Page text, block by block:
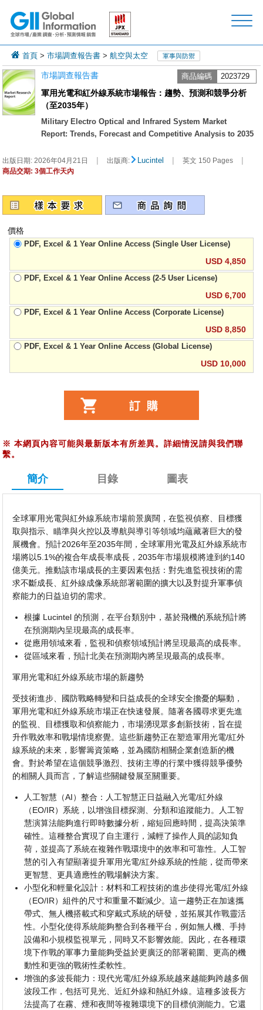
首頁 >市場調查報告書 >航空與太空 軍事與防禦
市場調查報告書 商品編碼 2023729
軍用光電和紅外線系統市場報告：趨勢、預測和競爭分析
（至2035年）
Military Electro Optical and Infrared System Market
Report: Trends, Forecast and Competitive Analysis to 2035
出版日期:2026年04月21日 | 出版商: Lucintel | 英文 150 Pages |
商品交期: 3個工作天內
價格
PDF, Excel & 1 Year Online Access (Single User License)
USD 4,850
PDF, Excel & 1 Year Online Access (2-5 User License)
USD 6,700
PDF, Excel & 1 Year Online Access (Corporate License)
USD 8,850
PDF, Excel & 1 Year Online Access (Global License)
USD 10,000
※ 本網頁內容可能與最新版本有所差異。詳細情況請與我們聯
繫。
簡介 目錄 圖表
全球軍用光電與紅外線系統市場前景廣闊，在監視偵察、目標獲
取與指示、瞄準與火控以及導航與導引等領域均蘊藏著巨大的發
展機會。預計2026年至2035年間，全球軍用光電及紅外線系統市
場將以5.1%的複合年成長率成長，2035年市場規模將達到約140
億美元。推動該市場成長的主要因素包括：對先進監視技術的需
求不斷成長、紅外線成像系統部署範圍的擴大以及對提升軍事偵
察能力的日益迫切的需求。
根據 Lucintel 的預測，在平台類別中，基於飛機的系統預計將
在預測期內呈現最高的成長率。
從應用領域來看，監視和偵察領域預計將呈現最高的成長率。
從區域來看，預計北美在預測期內將呈現最高的成長率。
軍用光電和紅外線系統市場的新趨勢
受技術進步、國防戰略轉變和日益成長的全球安全擔憂的驅動，
軍用光電和紅外線系統市場正在快速發展。隨著各國尋求更先進
的監視、目標獲取和偵察能力，市場湧現眾多創新技術，旨在提
升作戰效率和戰場情境察覺。這些新趨勢正在塑造軍用光電/紅外
線系統的未來，影響籌資策略，並為國防相關企業創造新的機
會。對於希望在這個競爭激烈、技術主導的行業中獲得競爭優勢
的相關人員而言，了解這些關鍵發展至關重要。
人工智慧（AI）整合：人工智慧正日益融入光電/紅外線
（EO/IR）系統，以增強目標探測、分類和追蹤能力。人工智
慧演算法能夠進行即時數據分析，縮短回應時間，提高決策準
確性。這種整合實現了自主運行，減輕了操作人員的認知負
荷，並提高了系統在複雜作戰環境中的效率和可靠性。人工智
慧的引入有望顯著提升軍用光電/紅外線系統的性能，從而帶來
更智慧、更具適應性的戰場解決方案。
小型化和輕量化設計：材料和工程技術的進步使得光電/紅外線
（EO/IR）組件的尺寸和重量不斷減少。這一趨勢正在加速攜
帶式、無人機搭載式和穿戴式系統的研發，並拓展其作戰靈活
性。小型化使得系統能夠整合到各種平台，例如無人機、手持
設備和小規模監視單元，同時又不影響效能。因此，在各種環
境下作戰的軍事力量能夠受益於更廣泛的部署範圍、更高的機
動性和更強的戰術性柔軟性。
增強的多波長能力：現代光電/紅外線系統越來越能夠跨越多個
波段工作，包括可見光、近紅外線和熱紅外線。這種多波長方
法提高了在霧、煙和夜間等複雜環境下的目標偵測能力。它還